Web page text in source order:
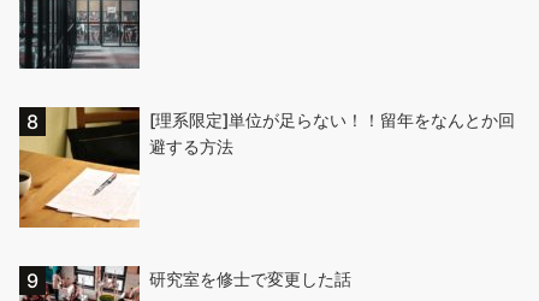
[理系限定]単位が足らない！！留年をなんとか回
避する方法
研究室を修士で変更した話